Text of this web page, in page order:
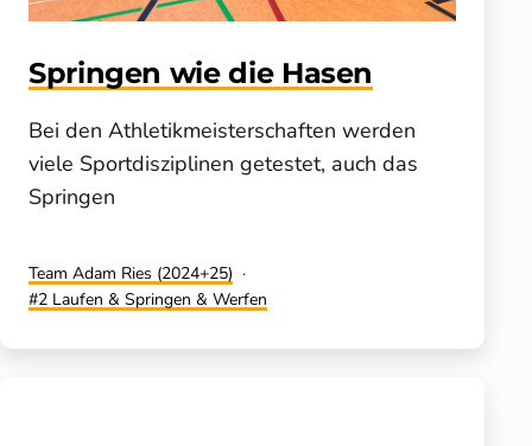
Springen wie die Hasen
Bei den Athletikmeisterschaften werden
viele Sportdisziplinen getestet, auch das
Springen
Kategorisiert
als
Team Adam Ries (2024+25)
Verschlagwortet
2 Laufen & Springen & Werfen